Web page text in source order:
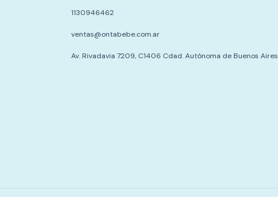
1130946462
ventas@ontabebe.com.ar
Av. Rivadavia 7209, C1406 Cdad. Autónoma de Buenos Aires